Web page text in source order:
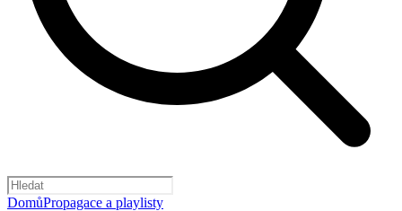
DomůPropagace a playlisty